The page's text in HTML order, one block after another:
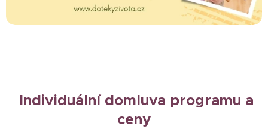
Individuální domluva programu a
ceny